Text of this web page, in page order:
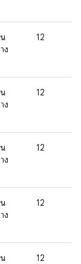
ง
12
ง
12
ง
12
ง
12
12